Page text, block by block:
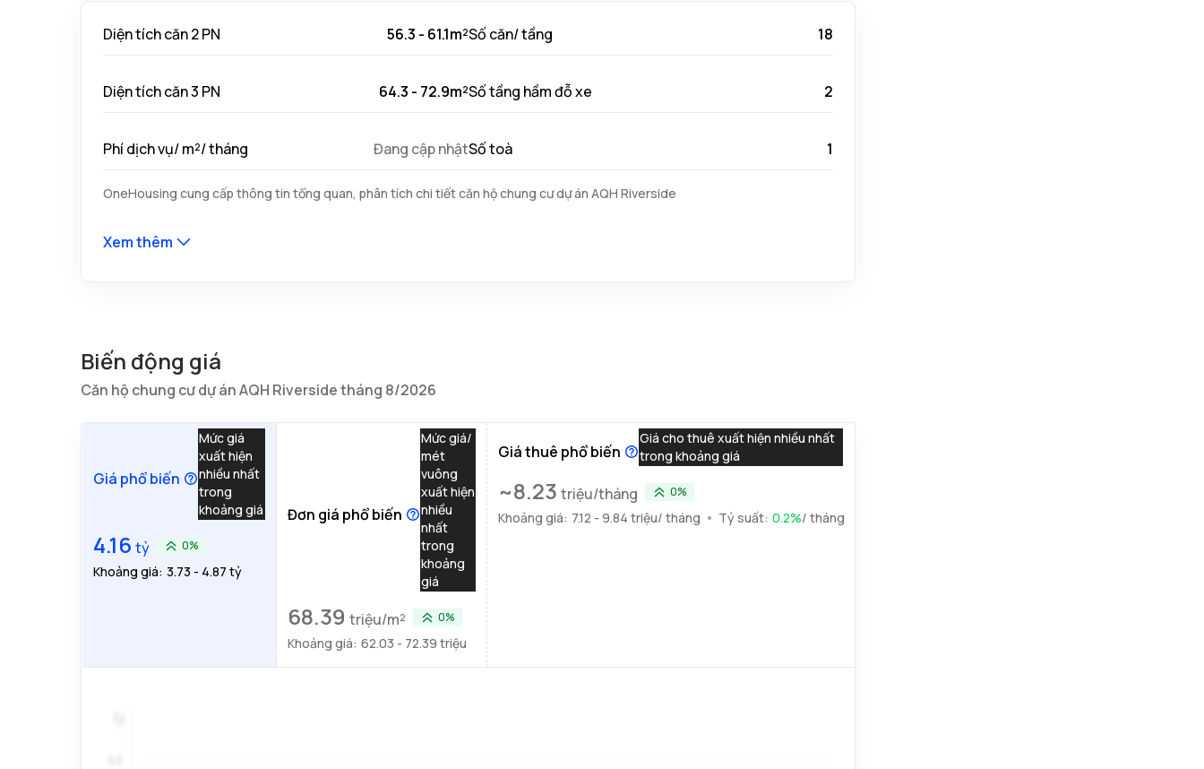
Diện tích căn 2 PN 56.3 - 61.1m²
Diện tích căn 3 PN 64.3 - 72.9m²
Phí dịch vụ/ m²/ tháng Đang cập nhật
Số căn/ tầng 18
Số tầng hầm đỗ xe 2
Số toà 1
OneHousing cung cấp thông tin tổng quan, phân tích chi tiết căn hộ chung cư dự án AQH Riverside
Xem thêm
Biến động giá
Căn hộ chung cư dự án AQH Riverside tháng 8/2026
Giá phổ biến
Mức giá
xuất hiện
nhiều nhất
trong
khoảng giá
4.16 tỷ 0%
Khoảng giá: 3.73 - 4.87 tỷ
Đơn giá phổ biến
Mức giá/
mét
vuông
xuất hiện
nhiều
nhất
trong
khoảng
giá
68.39 triệu/m² 0%
Khoảng giá: 62.03 - 72.39 triệu
Giá thuê phổ biến
Giá cho thuê xuất hiện nhiều nhất
trong khoảng giá
~8.23 triệu/tháng 0%
Khoảng giá: 7.12 - 9.84 triệu/ tháng Tỷ suất: 0.2%/ tháng